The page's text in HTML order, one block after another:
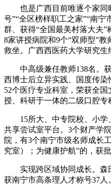
也是广西目前唯逐个家同时
号”“全区榜样职工之家”“南
群、获得“全国最美村落大夫
8家讲授病院和9个“双师型”
救坐。广西西医药大学研究生
中高级兼任教师138名。获
西博士后立异实践、国度传
52个医疗专业科室，荣获全
授、科研于一体的二级口腔专
15所大、中专院校、小学、
共享尝试室平台。3个财产学
院，有3个南宁市级名师成长
究室）；为健康护航”的，获
实现跨区域协同成长。森田
获南宁市高条理人才称号37人